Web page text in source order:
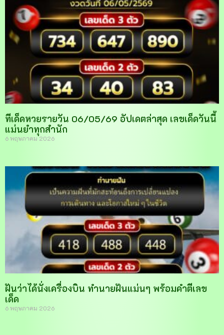
ทีเด็ดหวยรายวัน 06/05/69 อัปเดตล่าสุด เลขเด็ดวันนี้
แม่นยำทุกสำนัก
6 พฤษภาคม 2026
ฝันว่าได้นั่งเครื่องบิน ทำนายฝันแม่นๆ พร้อมคำตีเลข
เด็ด
6 พฤษภาคม 2026